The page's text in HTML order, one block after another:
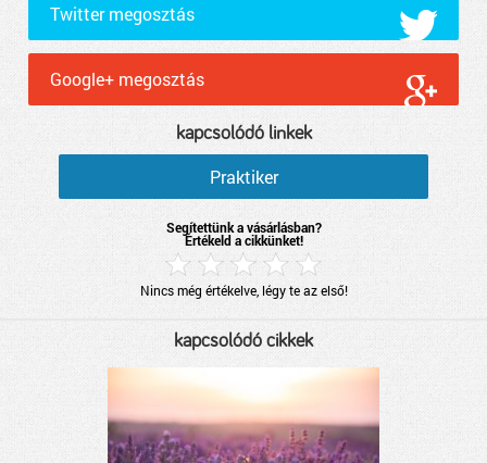
Twitter megosztás
Google+ megosztás
kapcsolódó linkek
Praktiker
Segítettünk a vásárlásban?
Értékeld a cikkünket!
Nincs még értékelve, légy te az első!
kapcsolódó cikkek